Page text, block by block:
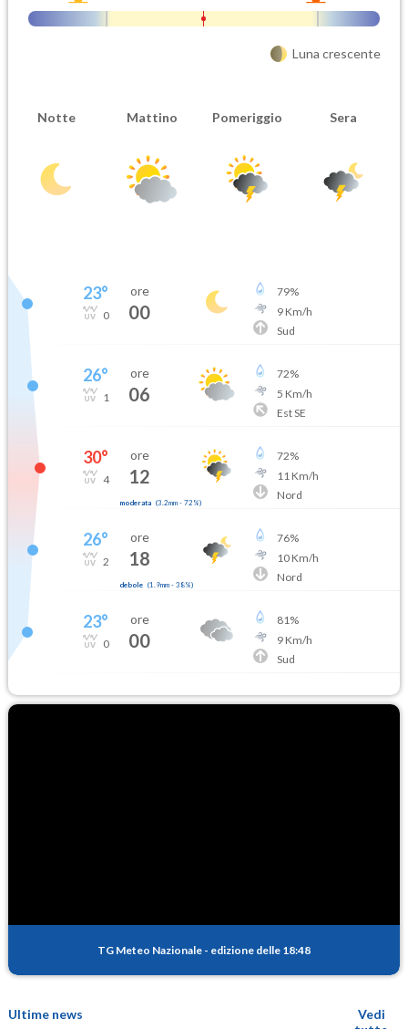
Luna crescente
Notte Mattino Pomeriggio Sera
23°
0
ore
00
79%
9Km/h
Sud
26°
1
ore
06
72%
5 Km/h
Est SE
30°
4
ore
12
moderata (3.2mm- 72 %)
72%
11 Km/h
Nord
26°
2
ore
18
debole (1.9mm- 38%)
76%
10Km/h
Nord
23°
0
ore
00
81%
9Km/h
Sud
TG Meteo Nazionale - edizione delle 18:48
Ultime news
Vedi